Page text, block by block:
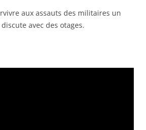
aux assauts des militaires un
avec des otages.